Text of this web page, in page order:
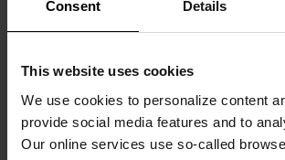
Consent Details
This website uses cookies
We use cookies to personalize content
provide social media features and to
Our online services use so-called